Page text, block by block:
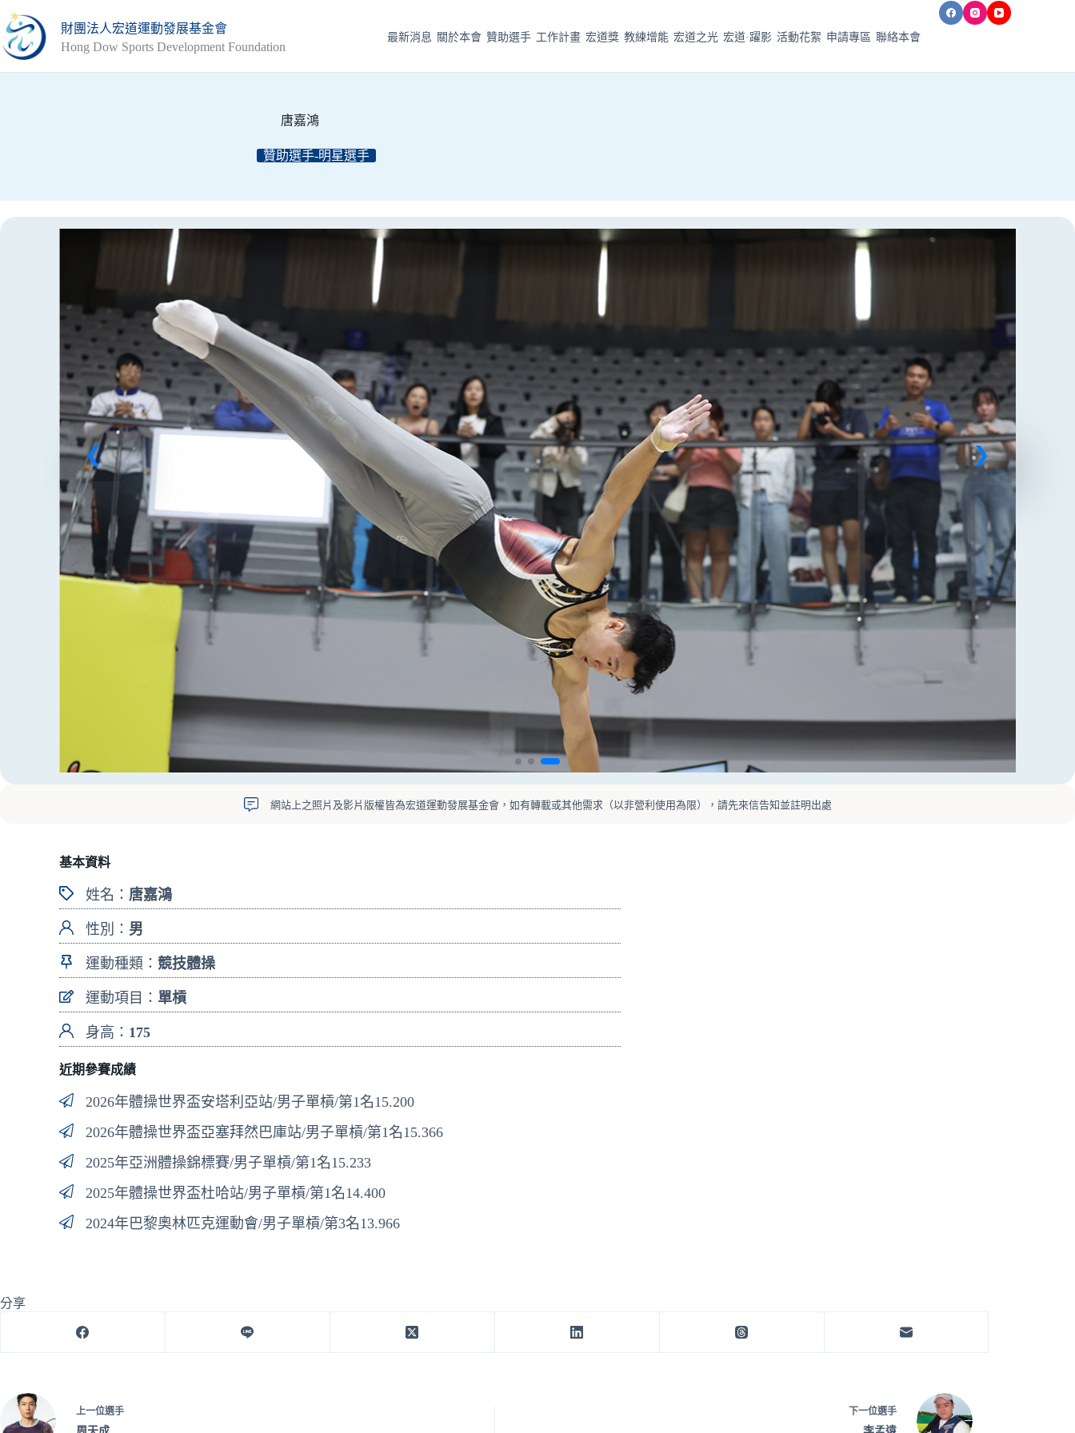
至
主
財團法人宏道運動發展基金會
Hong Dow Sports Development Foundation
最新消息 關於本會 贊助選手 工作計畫 宏道獎 教練增能 宏道之光 宏道·躍影 活動花絮 申請專區 聯絡本會
唐嘉鴻
贊助選手-明星選手
網站上之照片及影片版權皆為宏道運動發展基金會，如有轉載或其他需求（以非營利使用為限），請先來信告知並註明出處
基本資料
姓名： 唐嘉鴻
性別： 男
運動種類： 競技體操
運動項目： 單槓
身高： 175
近期參賽成績
2026年體操世界盃安塔利亞站/男子單槓/第1名15.200
2026年體操世界盃亞塞拜然巴庫站/男子單槓/第1名15.366
2025年亞洲體操錦標賽/男子單槓/第1名15.233
2025年體操世界盃杜哈站/男子單槓/第1名14.400
2024年巴黎奧林匹克運動會/男子單槓/第3名13.966
分享
上一位選手 下一位選手